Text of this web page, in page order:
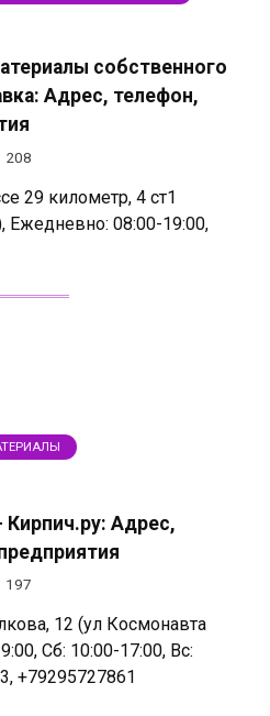
собственного
Адрес, телефон,
208
29 километр, 4 ст1
Ежедневно: 08:00-19:00,
Адрес,
197
12 (ул Космонавта
Сб: 10:00-17:00, Вс:
+79295727861